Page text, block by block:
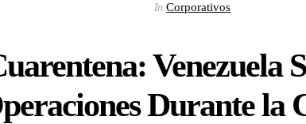
In Corporativos
Venezuela
Durante la